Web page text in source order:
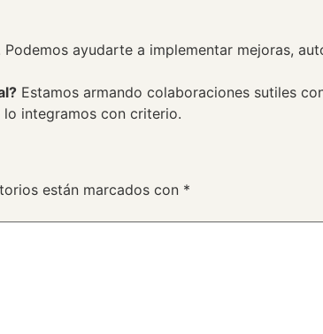
ayudarte a implementar mejoras,
Estamos armando colaboraciones sutiles
integramos con criterio.
están marcados con *